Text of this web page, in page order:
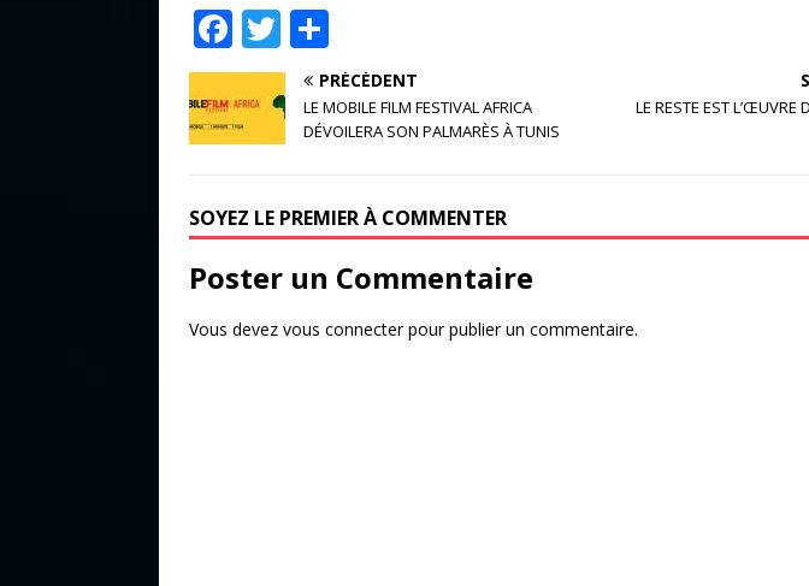
F
a
c
e
o
o
k
T
w
it
te
ar
ta
g
r
PRÉCÉDENT
LE MOBILE FILM FESTIVAL AFRICA
DÉVOILERA SON PALMARÈS À TUNIS
LE RESTE EST L’ŒUVRE
SOYEZ LE PREMIER À COMMENTER
Poster un Commentaire
Vous devez vous connecterpour publier un commentaire.